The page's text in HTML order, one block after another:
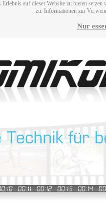
auf dieser Website zu bieten
zu. Informationen zur
Nur